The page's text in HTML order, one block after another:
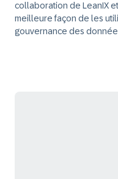
collaboration de LeanIX
meilleure façon de les
gouvernance des